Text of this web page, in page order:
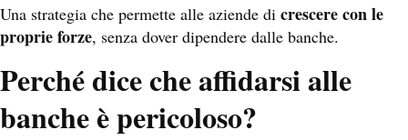
Una strategia che permette alle aziende di crescere con le
proprie forze, senza dover dipendere dalle banche.
Perché dice che affidarsi alle
banche è pericoloso?